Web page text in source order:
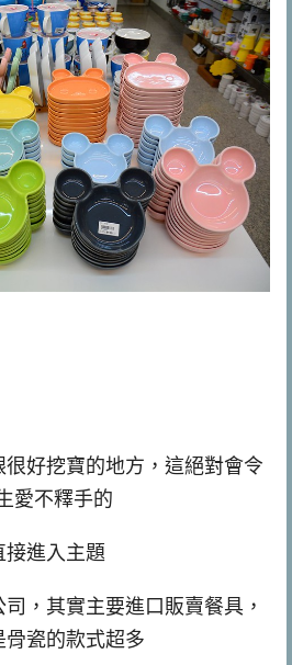
好挖寶的地方，這絕對會令
愛不釋手的
接進入主題
，其實主要進口販賣餐具，
骨瓷的款式超多